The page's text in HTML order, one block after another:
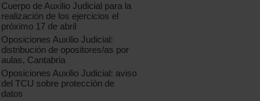
Cuerpo de Auxilio Judicial para la
realización de los ejercicios el
próximo 17 de abril
Oposiciones Auxilio Judicial:
distribución de opositores/as por
aulas, Cantabria
Oposiciones Auxilio Judicial: aviso
del TCU sobre protección de
datos